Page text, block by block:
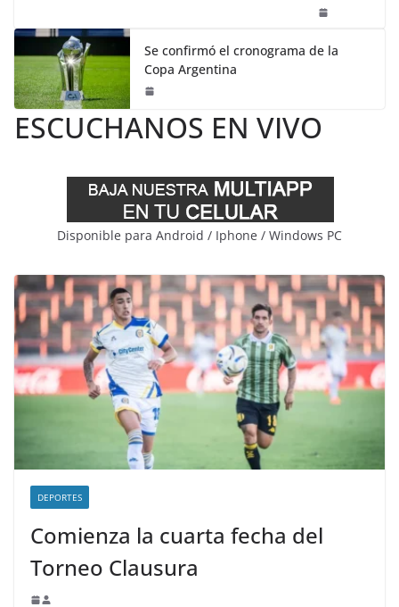
Se confirmó el cronograma de la
Copa Argentina
ESCUCHANOS EN VIVO
Disponible para Android / Iphone / Windows PC
DEPORTES
Comienza la cuarta fecha del
Torneo Clausura